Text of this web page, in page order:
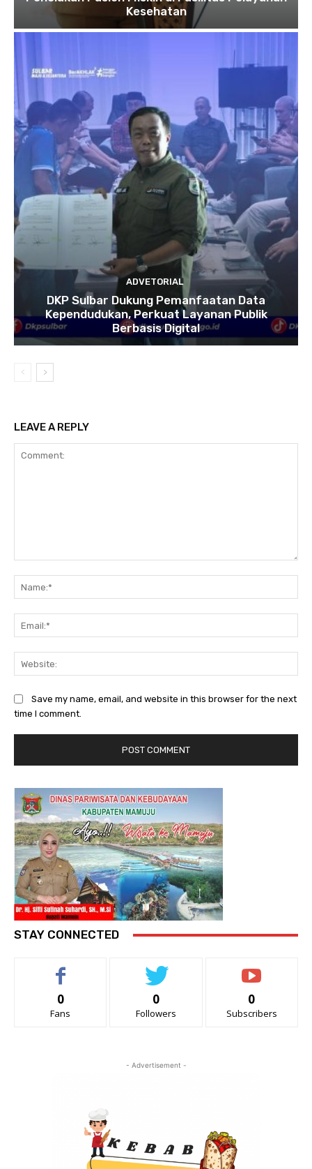
Kesehatan
ADVETORIAL
DKP Sulbar Dukung Pemanfaatan Data
Kependudukan, Perkuat Layanan Publik
Berbasis Digital
LEAVE A REPLY
Save my name, email, and website in this browser for the next
time I comment.
STAY CONNECTED
0
Fans
0
Followers
0
Subscribers
- Advertisement -